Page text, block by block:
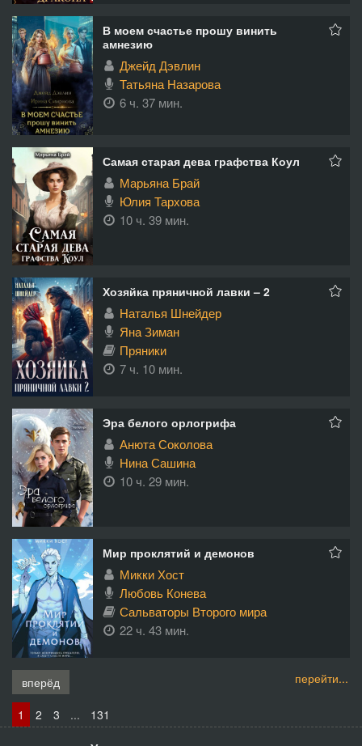
В моем счастье прошу винить
амнезию
Джейд Дэвлин
Татьяна Назарова
6 ч. 37 мин.
Самая старая дева графства Коул
Марьяна Брай
Юлия Тархова
10 ч. 39 мин.
Хозяйка пряничной лавки – 2
Наталья Шнейдер
Яна Зиман
Пряники
7 ч. 10 мин.
Эра белого орлогрифа
Анюта Соколова
Нина Сашина
10 ч. 29 мин.
Мир проклятий и демонов
Микки Хост
Любовь Конева
Сальваторы Второго мира
22 ч. 43 мин.
перейти...
вперёд
1
2 3 ... 131